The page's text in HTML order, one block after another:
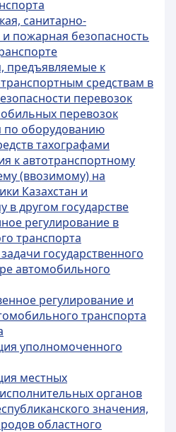
санитарно-
пожарная безопасность
предъявляемые к
средствам в
перевозок
перевозок
по оборудованию
тахографами
к автотранспортному
(ввозимому) на
Казахстан и
в другом государстве
регулирование в
транспорта
государственного
автомобильного
регулирование и
транспорта
уполномоченного
местных
органов
значения,
областного